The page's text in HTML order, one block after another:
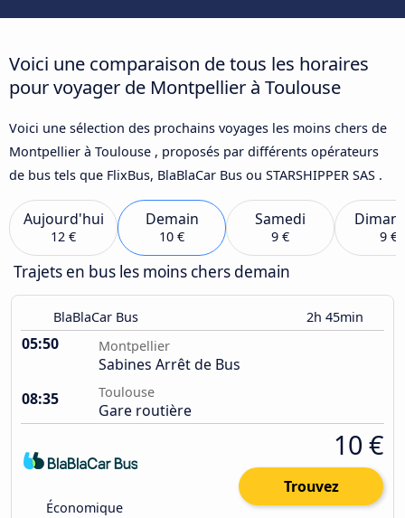
Voici une comparaison de tous les horaires
pour voyager de Montpellier à Toulouse
Voici une sélection des prochains voyages les moins chers de
Montpellier à Toulouse , proposés par différents opérateurs
de bus tels que FlixBus, BlaBlaCar Bus ou STARSHIPPER SAS .
Aujourd'hui
12 €
Demain
10 €
Samedi
9 € 9 €
Trajets en bus les moins chers demain
BlaBlaCar Bus 2h 45min
05:50 Montpellier
Sabines Arrêt de Bus
08:35
Toulouse
Gare routière
Économique
10 €
Trouvez